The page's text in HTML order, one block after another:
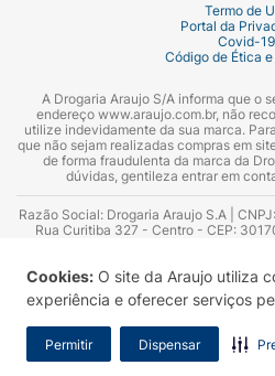
Cookies: O site da Araujo utiliza
experiência e oferecer serviços
Permitir Dispensar
Termo de
Portal da
Covid-19
Código de Ética
A Drogaria Araujo S/A informa que o
endereço www.araujo.com.br, não
utilize indevidamente da sua marca.
que não sejam realizadas compras em
de forma fraudulenta da marca da
dúvidas, gentileza entrar em
Razão Social: Drogaria Araujo S.A |
Rua Curitiba 327 - Centro - CEP:
Azevedo Guimarães – CRF 10.965 |
Consultor substituto: Thiago Aguiar
Sanitário: 2025020713 | Autorização de